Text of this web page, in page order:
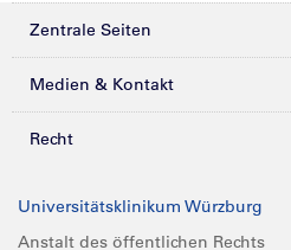
Zentrale Seiten
Kliniken & Zentren
Forschung
Medien & Kontakt
Presse
Recht
Compliance
Universitätsklinikum Würzburg
Anstalt des öffentlichen Rechts